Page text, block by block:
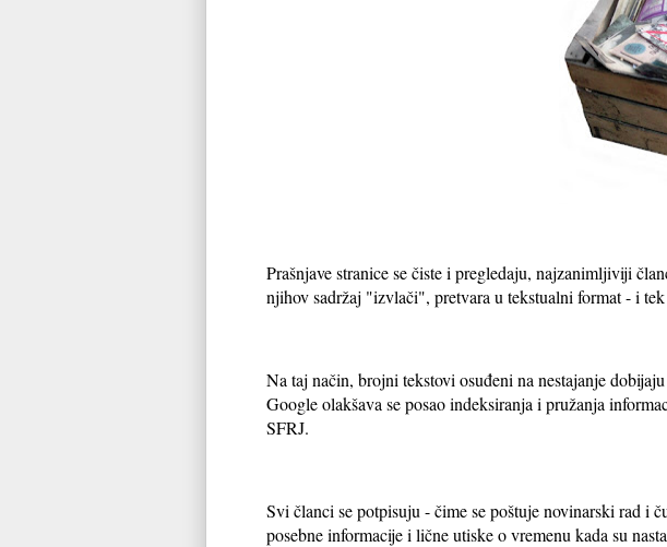
Prašnjave stranice se čiste i pregledaju, najzanimljiviji
njihov sadržaj "izvlači", pretvara u tekstualni format - i
Na taj način, brojni tekstovi osuđeni na nestajanje
Google olakšava se posao indeksiranja i pružanja
SFRJ.
Svi članci se potpisuju - čime se poštuje novinarski rad i
posebne informacije i lične utiske o vremenu kada su